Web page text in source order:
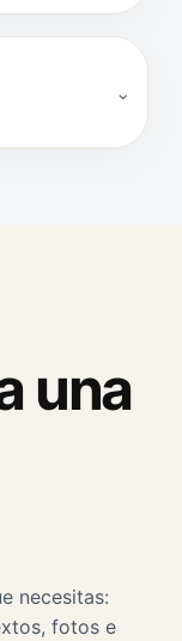
⌄
una
necesitas:
fotos e